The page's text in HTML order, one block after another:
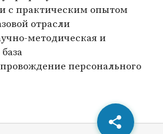
с практическим опытом
отрасли
методическая и
персонального